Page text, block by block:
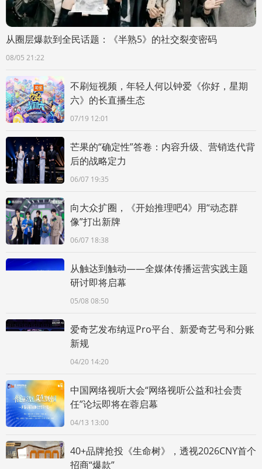
从圈层爆款到全民话题：《半熟5》的社交裂变密码
08/05 21:22
不刷短视频，年轻人何以钟爱《你好，星期
六》的长直播生态
07/19 12:01
芒果的“确定性”答卷：内容升级、营销迭代背
后的战略定力
06/07 19:35
向大众扩圈，《开始推理吧4》用“动态群
像”打出新牌
06/07 18:38
从触达到触动——全媒体传播运营实践主题
研讨即将启幕
05/08 08:50
爱奇艺发布纳逗Pro平台、新爱奇艺号和分账
新规
04/20 14:20
中国网络视听大会“网络视听公益和社会责
任”论坛即将在蓉启幕
04/13 13:00
40+品牌抢投《生命树》，透视2026CNY首个
招商“爆款”